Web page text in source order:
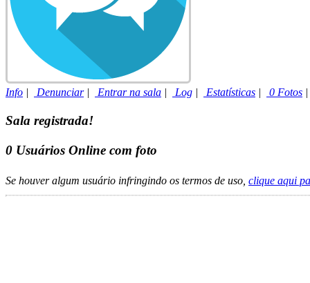
Info | Denunciar| Entrar na sala | Log | Estatísticas | 0 Fotos
Sala registrada!
0 Usuários Online com foto
Se houver algum usuário infringindo os termos de uso, clique aqui